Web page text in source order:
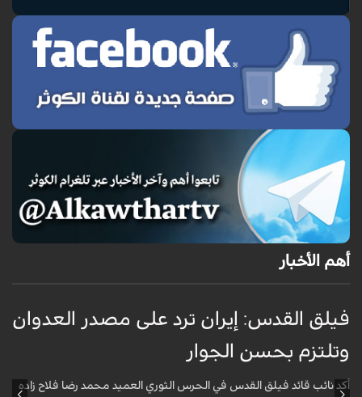
أهم الأخبار
فيلق القدس: إيران ترد على مصدر العدوان
وتلتزم بحسن الجوار
أكد نائب قائد فيلق القدس في الحرس الثوري العميد محمد رضا فلاح زاده